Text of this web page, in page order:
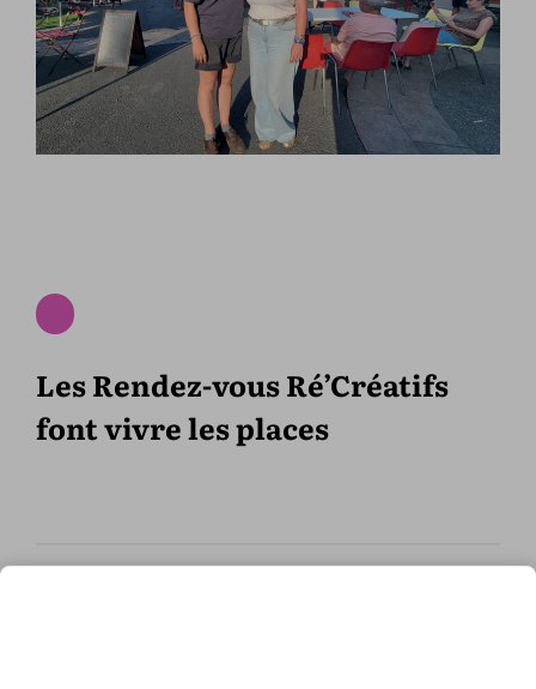
Les Rendez-vous Ré’Créatifs
font vivre les places